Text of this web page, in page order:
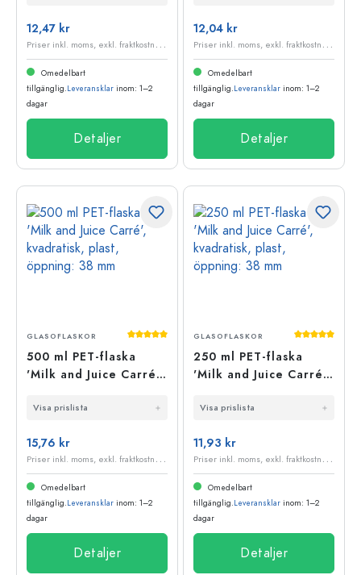
12,47 kr
P
riser inkl. moms, exkl. fraktkostnader
Omedelbart
tillgänglig.Leveransklar inom: 1–2
dagar
Detaljer
12,04 kr
P
riser inkl. moms, exkl. fraktkostnader
Omedelbart
tillgänglig.Leveransklar inom: 1–2
dagar
Detaljer
Genomsnittligt betyg på 5 av 5 stjärnor
GLASOFLASKOR
500 ml PET-flaska
'Milk and Juice Carré',
öppning: 38 mm
Visa prislista
15,76 kr
P
riser inkl. moms, exkl. fraktkostnader
Omedelbart
tillgänglig.Leveransklar inom: 1–2
dagar
Detaljer
GLASOFLASKOR
250 ml PET-flaska
'Milk and Juice Carré',
öppning: 38 mm
Visa prislista
11,93 kr
P
riser inkl. moms, exkl. fraktkostnader
Omedelbart
tillgänglig.Leveransklar inom: 1–2
dagar
Detaljer